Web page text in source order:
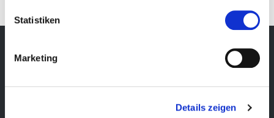
Statistiken
Marketing
Details zeigen
Bleibe über unsere Events immer up-to-date, erhalte